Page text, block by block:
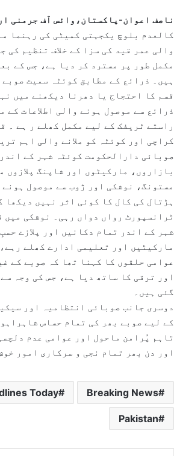
ناصف اعوان-پاکستان،وائس آف جرمنی
کالعدم بلوچ یکجہتی کمیٹی کی رہنما
والی عمر قید کی سزا کے خلاف تنظیم
مکمل طور پر مسترد کر دیا ہے، جس کے
ہیں۔ ذرائع کے مطابق کوئٹہ سمیت
قسم کا احتجاج یا دھرنا دیکھنے میں
ذرائع سے موصول ہونے والی اطلاعات کے
صوبائی دارالحکومت کوئٹہ شہر کے
بازاروں، مارکیٹوں اور شاپنگ
مستونگ، نوشکی اور ژوب سے موصول
ہڑتال کی کال کا کوئی اثر نہیں
شہر کے اندر تمام دکانیں اور پلازے
عوامی حلقوں کا کہنا تھا کہ صوبے کے
اور ترقی کا ساتھ دیا ہے، جس کی وجہ
گئی ہیں۔
دوسری جانب صوبائی انتظامیہ اور
کے لیے صوبے بھر کی تمام حساس
تاہم پُرامن ماحول اور عوامی عدم
اور دن بھر تمام نجی و سرکاری امور
Breaking News
Today
Pakistan